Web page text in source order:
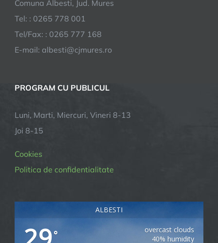
Comuna Albesti, Jud. Mures
Tel: : 0265 778 001
Tel/Fax: : 0265 777 168
E-mail: albesti@cjmures.ro
PROGRAM CU PUBLICUL
Luni, Marti, Miercuri, Vineri 8-13
Joi 8-15
Cookies
Politica de confidentialitate
ALBESTI
°
overcast clouds
40% humidity